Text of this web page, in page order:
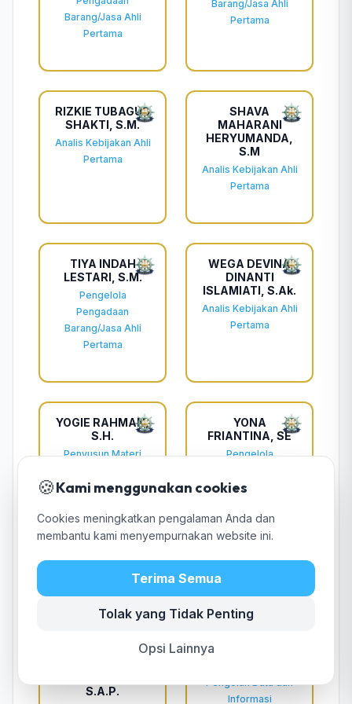
Barang/Jasa Ahli
Pertama
Barang/Jasa Ahli
Pertama
RIZKIE TUBAGUS
SHAKTI, S.M.
Analis Kebijakan Ahli
Pertama
SHAVA
MAHARANI
HERYUMANDA,
S.M
Analis Kebijakan Ahli
Pertama
TIYA INDAH
LESTARI, S.M.
Pengelola
Pengadaan
Barang/Jasa Ahli
Pertama
WEGA DEVINA
DINANTI
ISLAMIATI, S.Ak.
Analis Kebijakan Ahli
Pertama
YOGIE RAHMAN,
S.H.
Penyusun Materi
Perundang-
YONA
FRIANTINA, SE
Pengelola
Barang/Jasa Ahli
STAF / PELAKSANA
S.A.P.
Pengolah Data dan
Informasi
🍪Kami menggunakan cookies
Cookies meningkatkan pengalaman Anda dan
membantu kami menyempurnakan website ini.
Terima Semua
Tolak yang Tidak Penting
Opsi Lainnya